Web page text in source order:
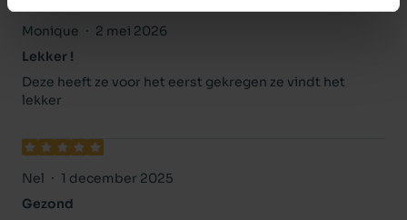
Monique
2 mei 2026
Lekker !
Deze heeft ze voor het eerst gekregen ze vindt het
lekker
Nel
1 december 2025
Gezond